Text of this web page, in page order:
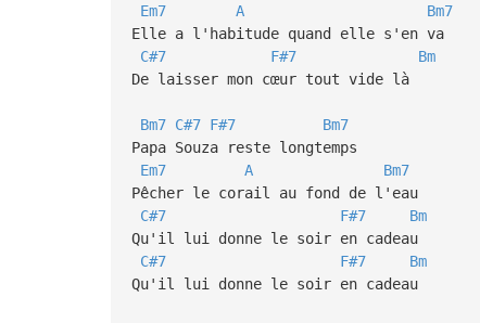
Em7
A
Bm7
Elle a l'habitude quand elle s'en va
C#7
F#7
Bm
De laisser mon cœur tout vide là
Bm7 C#7 F#7
Bm7
Papa Souza reste longtemps
Em7
A
Bm7
Pêcher le corail au fond de l'eau
C#7
F#7
Bm
Qu'il lui donne le soir en cadeau
C#7
F#7
Bm
Qu'il lui donne le soir en cadeau